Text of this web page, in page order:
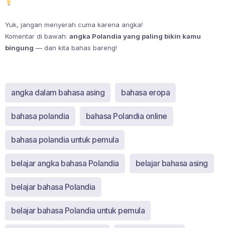
Yuk, jangan menyerah cuma karena angka!
Komentar di bawah: angka Polandia yang paling bikin kamu
bingung — dan kita bahas bareng!
angka dalam bahasa asing bahasa eropa
bahasa polandia bahasa Polandia online
bahasa polandia untuk pemula
belajar angka bahasa Polandia belajar bahasa asing
belajar bahasa Polandia
belajar bahasa Polandia untuk pemula